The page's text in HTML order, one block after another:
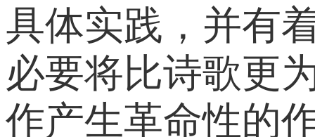
具体实践，并有
必要将比诗歌更
作产生革命性的